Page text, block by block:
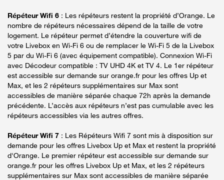
Répéteur Wifi 6 : Les répéteurs restent la propriété d’Orange. Le
nombre de répéteurs nécessaires dépend de la taille de votre
logement. Le répéteur permet d’étendre la couverture wifi de
votre Livebox en Wi-Fi 6 ou de remplacer le Wi-Fi 5 de la Livebox
5 par du Wi-Fi 6 (avec équipement compatible). Connexion Wi-Fi
avec Décodeur compatible : TV UHD 4K et TV 4. Le 1er répéteur
est accessible sur demande sur orange.fr pour les offres Up et
Max, et les 2 répéteurs supplémentaires sur Max sont
accessibles de manière séparée chaque 72h après la demande
précédente. L’accès aux répéteurs n’est pas cumulable avec les
répéteurs accessibles via les autres offres.
Répéteur Wifi 7 : Les Répéteurs Wifi 7 sont mis à disposition sur
demande pour les offres Livebox Up et Max et restent la propriété
d'Orange. Le premier répéteur est accessible sur demande sur
orange.fr pour les offres Livebox Up et Max, et les 2 répéteurs
supplémentaires sur Max sont accessibles de manière séparée